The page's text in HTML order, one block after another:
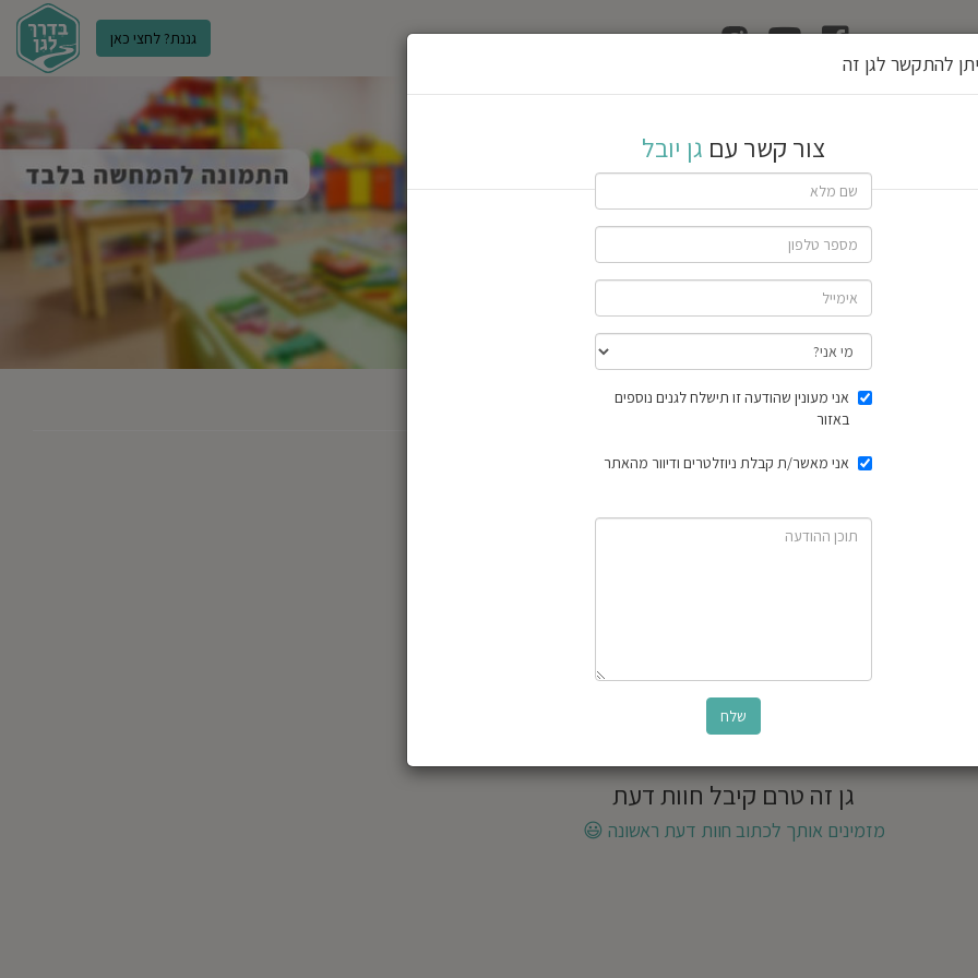
גננת? לחצי כאן
הוצאת רשיון גן
חוות דעת
גן זה טרם קיבל חוות דעת
מזמינים אותך לכתוב חוות דעת ראשונה 😃
להתקשר לגן זה
צור קשר עם גן יובל
אני מעונין שהודעה זו תישלח לגנים נוספים
באזור
אני מאשר/ת קבלת ניוזלטרים ודיוור מהאתר